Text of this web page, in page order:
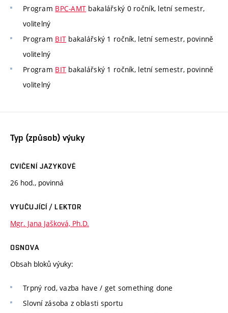
Program BPC-AMT bakalářský 0 ročník, letní semestr,
volitelný
Program BIT bakalářský 1 ročník, letní semestr, povinně
volitelný
Program BIT bakalářský 1 ročník, letní semestr, povinně
volitelný
Typ (způsob) výuky
CVIČENÍ JAZYKOVÉ
26 hod., povinná
VYUČUJÍCÍ / LEKTOR
Mgr. Jana Jašková, Ph.D.
OSNOVA
Obsah bloků výuky:
Trpný rod, vazba have / get something done
Slovní zásoba z oblasti sportu